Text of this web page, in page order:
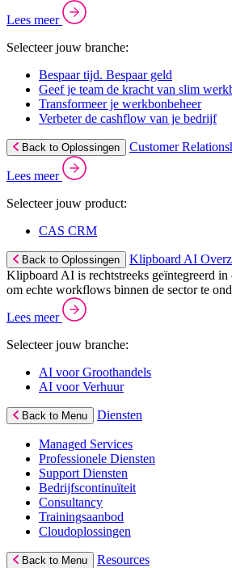
Lees meer
Selecteer jouw branche:
Bespaar tijd. Bespaar geld
Geef je team de kracht van slim
Transformeer je werkbonbeheer
Verbeter de cashflow van je bedrijf
Back to Oplossingen Customer
Lees meer
Selecteer jouw product:
CAS CRM
Back to Oplossingen
Klipboard AI
Klipboard AI is rechtstreeks geïntegreerd in
om echte workflows binnen de sector te
Lees meer
Selecteer jouw branche:
AI voor Groothandels
AI voor Verhuur
Back to Menu Diensten
Managed Services
Professionele Diensten
Support Diensten
Bedrijfscontinuïteit
Consultancy
Trainingsaanbod
Cloudoplossingen
Back to Menu Resources